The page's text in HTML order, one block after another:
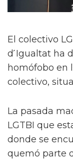
El colectivo
d ́Igualtat ha
homófobo en
colectivo,
La pasada
LGTBI que
donde se
quemó parte